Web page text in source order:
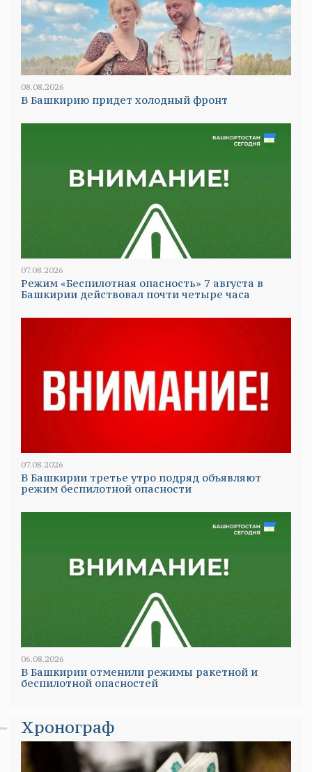
08.08.2026
В Башкирию придет холодный фронт
07.08.2026
Режим «Беспилотная опасность» 7 августа в
Башкирии действовал почти четыре часа
07.08.2026
В Башкирии третье утро подряд объявляют
режим беспилотной опасности
06.08.2026
В Башкирии отменили режимы ракетной и
беспилотной опасностей
Хронограф